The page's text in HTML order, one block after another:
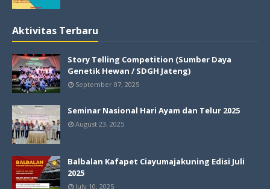
Aktivitas Terbaru
Story Telling Competition (Sumber Daya
Genetik Hewan / SDGH Jateng)
September 07, 2025
Seminar Nasional Hari Ayam dan Telur 2025
August 23, 2025
Balbalan Kafapet Ciayumajakuning Edisi Juli
2025
July 10, 2025